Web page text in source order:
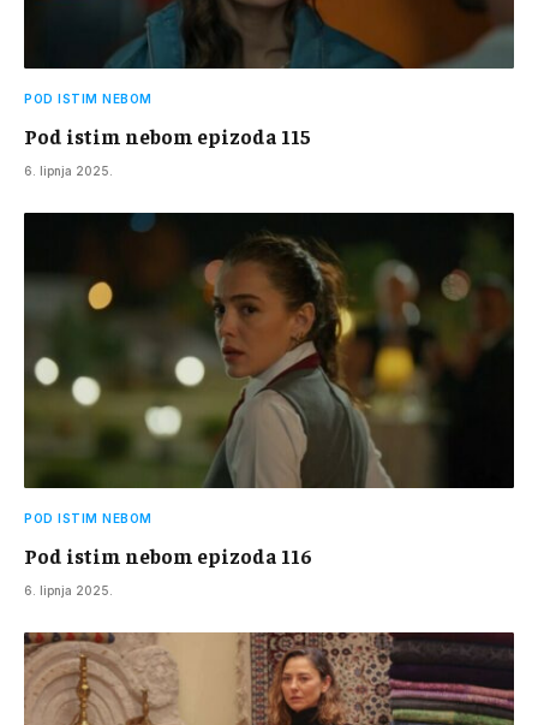
POD ISTIM NEBOM
Pod istim nebom epizoda 115
6. lipnja 2025.
POD ISTIM NEBOM
Pod istim nebom epizoda 116
6. lipnja 2025.